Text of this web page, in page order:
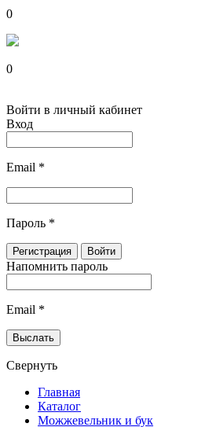
0
0
Войти в личный кабинет
Вход
Email *
Пароль *
Напомнить пароль
Email *
Свернуть
Главная
Каталог
Можжевельник и бук